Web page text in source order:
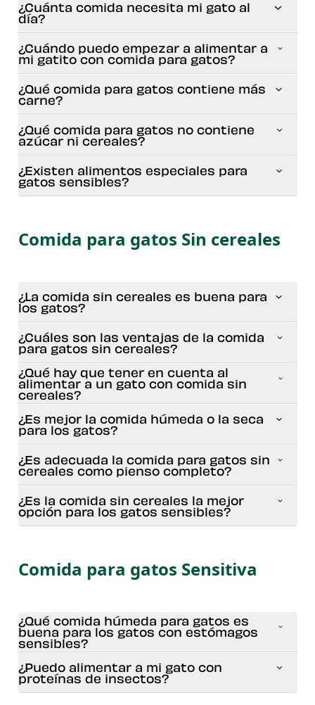
¿Cuánta comida necesita mi gato al
día?
¿Cuándo puedo empezar a alimentar a
mi gatito con comida para gatos?
¿Qué comida para gatos contiene más
carne?
¿Qué comida para gatos no contiene
azúcar ni cereales?
¿Existen alimentos especiales para
gatos sensibles?
Comida para gatos Sin cereales
¿La comida sin cereales es buena para
los gatos?
¿Cuáles son las ventajas de la comida
para gatos sin cereales?
¿Qué hay que tener en cuenta al
alimentar a un gato con comida sin
cereales?
¿Es mejor la comida húmeda o la seca
para los gatos?
¿Es adecuada la comida para gatos sin
cereales como pienso completo?
¿Es la comida sin cereales la mejor
opción para los gatos sensibles?
Comida para gatos Sensitiva
¿Qué comida húmeda para gatos es
buena para los gatos con estómagos
sensibles?
¿Puedo alimentar a mi gato con
proteínas de insectos?